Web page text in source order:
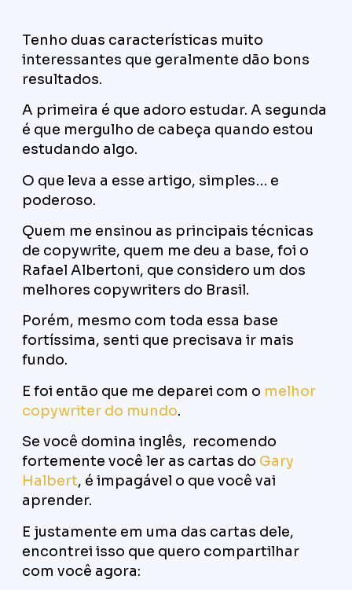
Tenho duas características muito
interessantes que geralmente dão bons
resultados.
A primeira é que adoro estudar. A segunda
é que mergulho de cabeça quando estou
estudando algo.
O que leva a esse artigo, simples… e
poderoso.
Quem me ensinou as principais técnicas
de copywrite, quem me deu a base, foi o
Rafael Albertoni, que considero um dos
melhores copywriters do Brasil.
Porém, mesmo com toda essa base
fortíssima, senti que precisava ir mais
fundo.
E foi então que me deparei com o melhor
copywriter do mundo.
Se você domina inglês, recomendo
fortemente você ler as cartas do Gary
Halbert, é impagável o que você vai
aprender.
E justamente em uma das cartas dele,
encontrei isso que quero compartilhar
com você agora: